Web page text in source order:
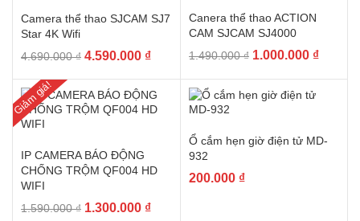
Camera thể thao SJCAM SJ7
Star 4K Wifi
4.690.000₫ Giá
là:
4.690.000 ₫.
4.590.000 ₫Giá
tại
là:
Canera thể thao ACTION
CAM SJCAM SJ4000
1.490.000₫ Giá
1.490.000 ₫.
1.000.000 ₫Giá
Giảm giá!
IP CAMERA BÁO ĐỘNG
CHỐNG TRỘM QF004 HD
WIFI
1.590.000₫ Giá
1.300.000 ₫Giá
Ổ cắm hẹn giờ điện tử MD-
932
200.000 ₫